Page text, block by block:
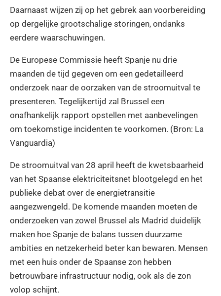
Daarnaast wijzen zij op het gebrek aan voorbereiding
op dergelijke grootschalige storingen, ondanks
eerdere waarschuwingen.
De Europese Commissie heeft Spanje nu drie
maanden de tijd gegeven om een gedetailleerd
onderzoek naar de oorzaken van de stroomuitval te
presenteren. Tegelijkertijd zal Brussel een
onafhankelijk rapport opstellen met aanbevelingen
om toekomstige incidenten te voorkomen. (Bron: La
Vanguardia)
De stroomuitval van 28 april heeft de kwetsbaarheid
van het Spaanse elektriciteitsnet blootgelegd en het
publieke debat over de energietransitie
aangezwengeld. De komende maanden moeten de
onderzoeken van zowel Brussel als Madrid duidelijk
maken hoe Spanje de balans tussen duurzame
ambities en netzekerheid beter kan bewaren. Mensen
met een huis onder de Spaanse zon hebben
betrouwbare infrastructuur nodig, ook als de zon
volop schijnt.